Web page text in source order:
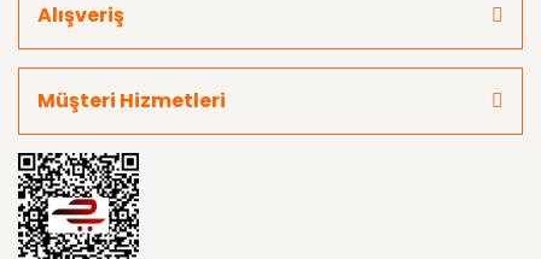
Alışveriş
Müşteri Hizmetleri